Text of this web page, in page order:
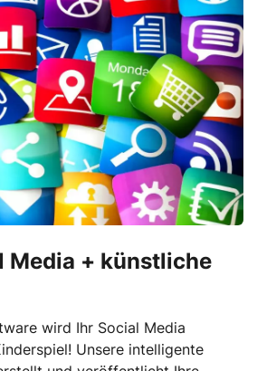
Media + künstliche
wird Ihr Social Media
Unsere intelligente